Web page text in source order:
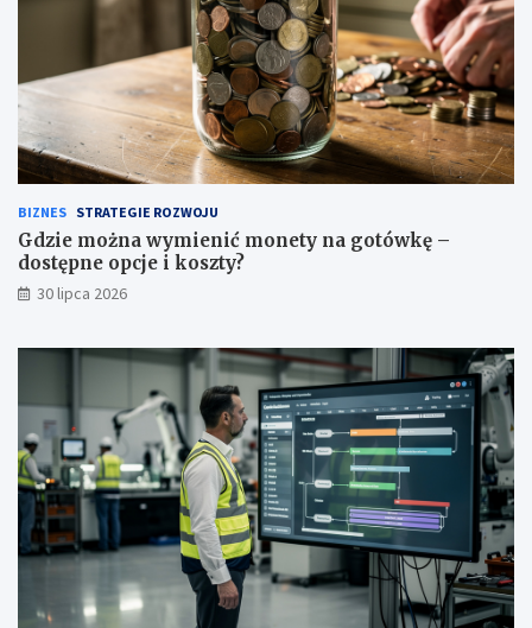
BIZNES STRATEGIE ROZWOJU
Gdzie można wymienić monety na gotówkę –
dostępne opcje i koszty?
30 lipca 2026